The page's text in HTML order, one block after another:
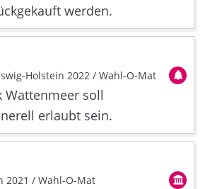
werden.
Holstein 2022 / Wahl-O-Mat
Wattenmeer soll
erlaubt sein.
2021 / Wahl-O-Mat